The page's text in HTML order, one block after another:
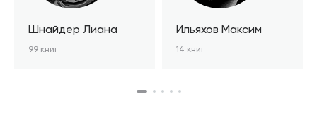
Шнайдер Лиана
99 книг
Ильяхов Максим
14 книг